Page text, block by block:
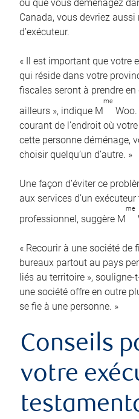
ou que vous déménagez
Canada, vous devriez
d’exécuteur.
« Il est important que votre
qui réside dans votre
fiscales seront à prendre en
ailleurs », indique M
me
courant de l’endroit où
cette personne déménage,
choisir quelqu’un d’autre. »
Une façon d’éviter ce
aux services d’un
professionnel, suggère M
me
« Recourir à une société de
bureaux partout au pays
liés au territoire », souligne-
une société offre en outre
se fie à une personne. »
Conseils
votre